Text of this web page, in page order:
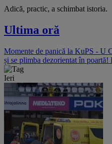
Adică, practic, a schimbat istoria.
Ultima oră
Momente de panică la KuPS - U
și se plimba dezorientat în
Ieri